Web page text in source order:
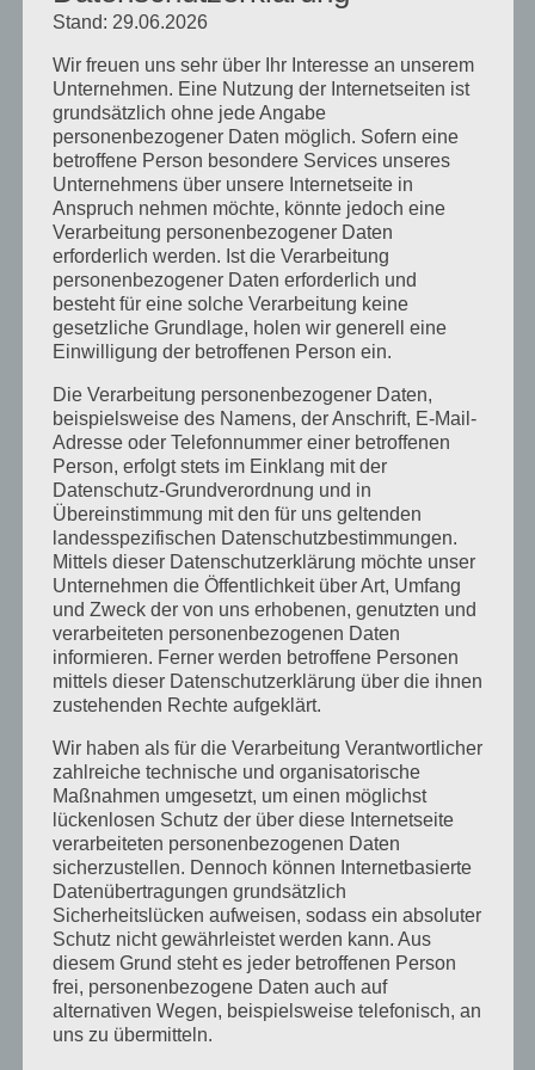
März 2024
Januar 2024
Dezember 2023
November 2023
Oktober 2023
September 2023
Juli 2023
Juni 2023
April 2023
März 2023
Februar 2023
Dezember 2022
November 2022
Oktober 2022
September 2022
Juli 2022
April 2022
Februar 2022
Januar 2022
Dezember 2021
Oktober 2021
September 2021
Stand: 29.06.2026
Wir freuen uns sehr über Ihr Interesse an unserem
Unternehmen. Eine Nutzung der Internetseiten ist
grundsätzlich ohne jede Angabe
personenbezogener Daten möglich. Sofern eine
betroffene Person besondere Services unseres
Unternehmens über unsere Internetseite in
Anspruch nehmen möchte, könnte jedoch eine
Verarbeitung personenbezogener Daten
erforderlich werden. Ist die Verarbeitung
personenbezogener Daten erforderlich und
besteht für eine solche Verarbeitung keine
gesetzliche Grundlage, holen wir generell eine
Einwilligung der betroffenen Person ein.
Die Verarbeitung personenbezogener Daten,
beispielsweise des Namens, der Anschrift, E-Mail-
Adresse oder Telefonnummer einer betroffenen
Person, erfolgt stets im Einklang mit der
Datenschutz-Grundverordnung und in
Übereinstimmung mit den für uns geltenden
landesspezifischen Datenschutzbestimmungen.
Mittels dieser Datenschutzerklärung möchte unser
Unternehmen die Öffentlichkeit über Art, Umfang
und Zweck der von uns erhobenen, genutzten und
verarbeiteten personenbezogenen Daten
informieren. Ferner werden betroffene Personen
mittels dieser Datenschutzerklärung über die ihnen
zustehenden Rechte aufgeklärt.
Wir haben als für die Verarbeitung Verantwortlicher
zahlreiche technische und organisatorische
Maßnahmen umgesetzt, um einen möglichst
lückenlosen Schutz der über diese Internetseite
verarbeiteten personenbezogenen Daten
sicherzustellen. Dennoch können Internetbasierte
Datenübertragungen grundsätzlich
Sicherheitslücken aufweisen, sodass ein absoluter
Schutz nicht gewährleistet werden kann. Aus
diesem Grund steht es jeder betroffenen Person
frei, personenbezogene Daten auch auf
alternativen Wegen, beispielsweise telefonisch, an
uns zu übermitteln.